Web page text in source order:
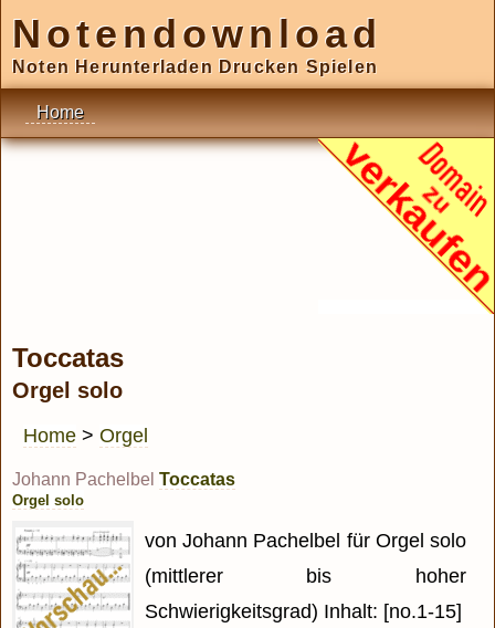
Notendownload
Noten Herunterladen Drucken Spielen
Home
Toccatas
Orgel solo
Home > Orgel
Johann Pachelbel Toccatas
Orgel solo
von Johann Pachelbel für Orgel solo
(mittlerer bis hoher
Schwierigkeitsgrad) Inhalt: [no.1-15]